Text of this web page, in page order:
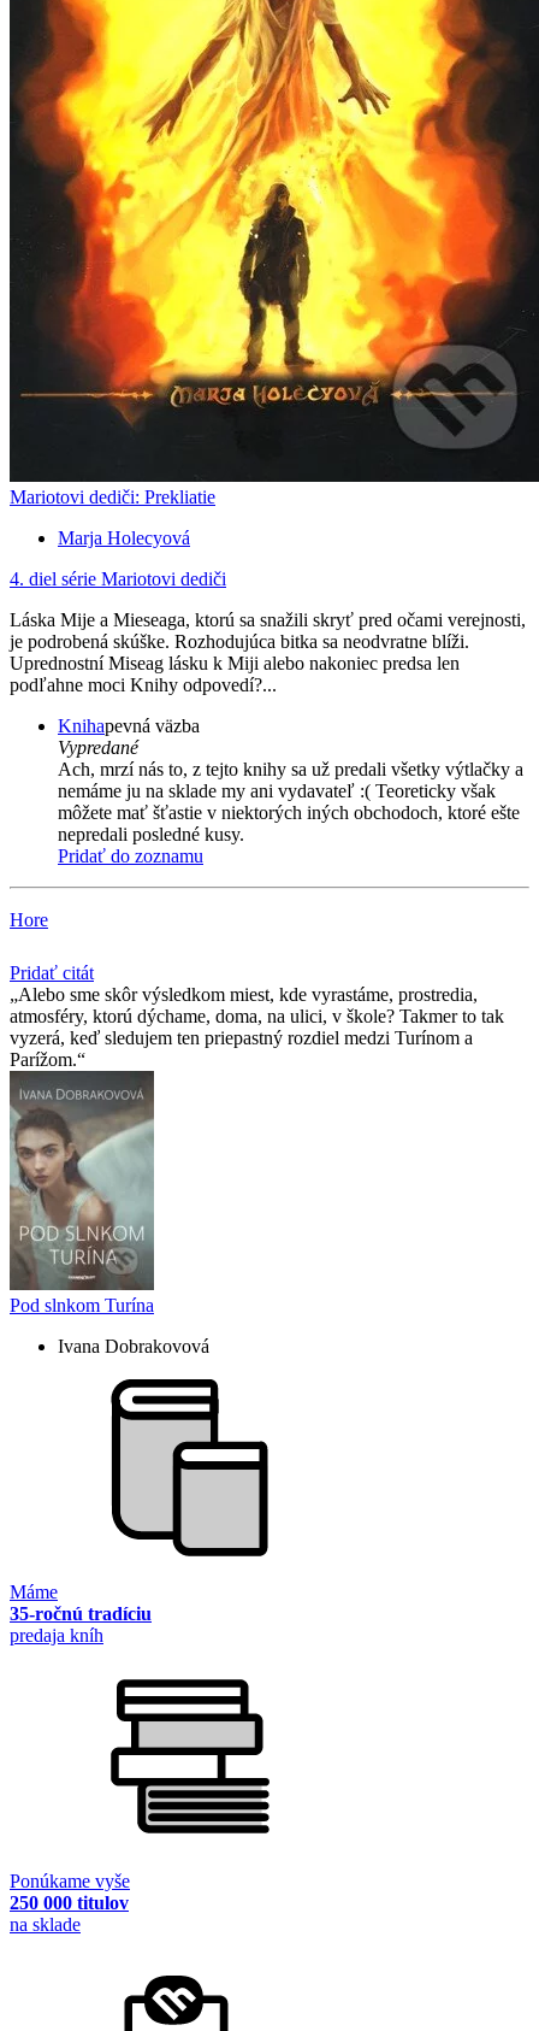
Mariotovi dediči: Prekliatie
Marja Holecyová
4. diel série Mariotovi dediči
Láska Mije a Mieseaga, ktorú sa snažili skryť pred očami verejnosti,
je podrobená skúške. Rozhodujúca bitka sa neodvratne blíži.
Uprednostní Miseag lásku k Miji alebo nakoniec predsa len
podľahne moci Knihy odpovedí?...
Knihapevná väzba
Vypredané
Ach, mrzí nás to, z tejto knihy sa už predali všetky výtlačky a
nemáme ju na sklade my ani vydavateľ :( Teoreticky však
môžete mať šťastie v niektorých iných obchodoch, ktoré ešte
nepredali posledné kusy.
Pridať do zoznamu
Hore
Pridať citát
Alebo sme skôr výsledkom miest, kde vyrastáme, prostredia,
atmosféry, ktorú dýchame, doma, na ulici, v škole? Takmer to tak
vyzerá, keď sledujem ten priepastný rozdiel medzi Turínom a
Parížom.
Pod slnkom Turína
Ivana Dobrakovová
Máme
35-ročnú tradíciu
predaja kníh
Ponúkame vyše
250 000 titulov
na sklade